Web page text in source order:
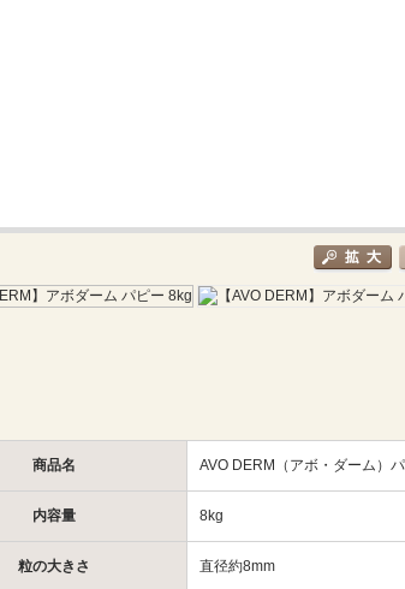
商品名 AVO DERM（アボ・ダーム）
内容量 8kg
粒の大きさ 直径約8mm